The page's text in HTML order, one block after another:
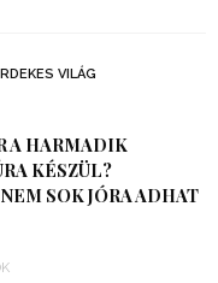
VILÁG
A HARMADIK
KÉSZÜL?
SOK JÓRA ADHAT